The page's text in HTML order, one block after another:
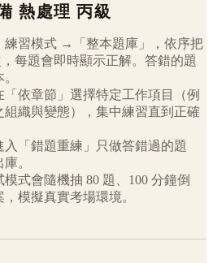
熱處理 丙級
練習模式 →「整本題庫」，依序把
每題會即時顯示正解。答錯的題
「依章節」選擇特定工作項目（例
組織與變態），集中練習直到正確
入「錯題重練」只做答錯過的題
。
模式會隨機抽 80 題、100 分鐘倒
模擬真實考場環境。